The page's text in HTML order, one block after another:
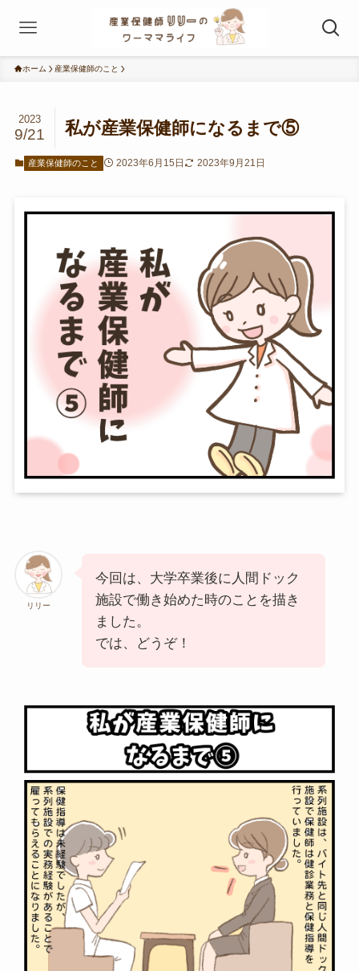
ホーム 産業保健師のこと
私が産業保健師になるまで⑤
2023
9/21
産業保健師のこと 2023年6月15日 2023年9月21日
リリー
今回は、大学卒業後に人間ドック
施設で働き始めた時のことを描き
ました。
では、どうぞ！